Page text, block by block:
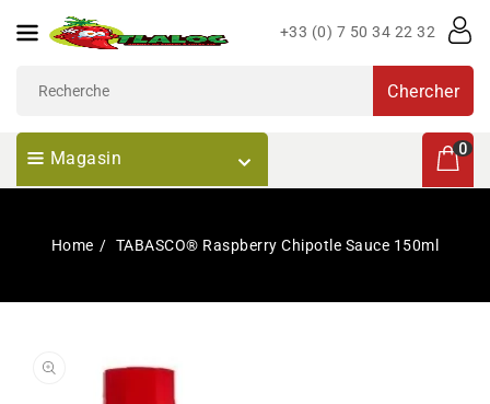
Au
+33 (0) 7 50 34 22 32
Chercher
Magasin 0
0
Home TABASCO® Raspberry Chipotle Sauce 150ml